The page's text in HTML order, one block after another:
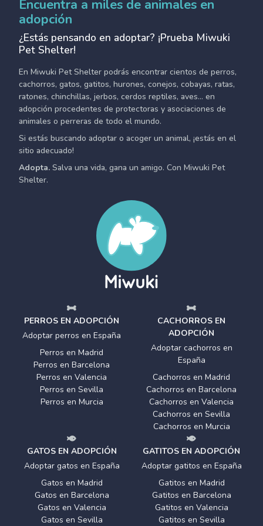
Encuentra a miles de animales en
adopción
¿Estás pensando en adoptar? ¡Prueba Miwuki
Pet Shelter!
En Miwuki Pet Shelter podrás encontrar cientos de perros,
cachorros, gatos, gatitos, hurones, conejos, cobayas, ratas,
ratones, chinchillas, jerbos, cerdos reptiles, aves... en
adopción procedentes de protectoras y asociaciones de
animales o perreras de todo el mundo.
Si estás buscando adoptar o acoger un animal, ¡estás en el
sitio adecuado!
Adopta. Salva una vida, gana un amigo. Con Miwuki Pet
Shelter.
PERROS EN ADOPCIÓN
Adoptar perros en España
Perros en Madrid
Perros en Barcelona
Perros en Valencia
Perros en Sevilla
Perros en Murcia
CACHORROS EN
ADOPCIÓN
Adoptar cachorros en
España
Cachorros en Madrid
Cachorros en Barcelona
Cachorros en Valencia
Cachorros en Sevilla
Cachorros en Murcia
GATOS EN ADOPCIÓN
Adoptar gatos en España
Gatos en Madrid
Gatos en Barcelona
Gatos en Valencia
Gatos en Sevilla
GATITOS EN ADOPCIÓN
Adoptar gatitos en España
Gatitos en Madrid
Gatitos en Barcelona
Gatitos en Valencia
Gatitos en Sevilla